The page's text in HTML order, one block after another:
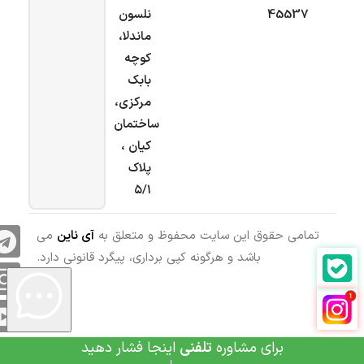
45537
نلسون
ماندلا،
کوچه
بابک
مرکزی،
ساختمان
کیان ،
پلاک
۵/۱
تمامی حقوق این سایت محفوظ و متعلق به آی ناین می
باشد و هرگونه کپی برداری، پیگرد قانونی دارد.
برای مشاوره تلفنی اینجا فشار دهید